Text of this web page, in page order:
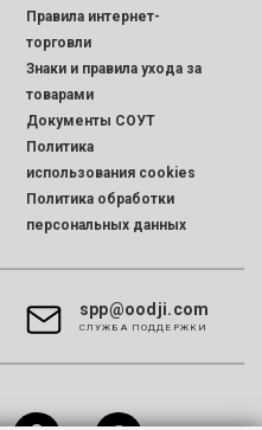
Правила интернет-
торговли
Знаки и правила ухода за
товарами
Документы СОУТ
Политика
использования cookies
Политика обработки
персональных данных
spp@oodji.com
CЛУЖБА ПОДДЕРЖКИ